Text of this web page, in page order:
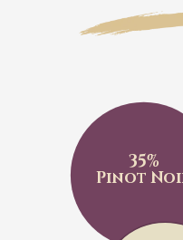
35%
Pinot